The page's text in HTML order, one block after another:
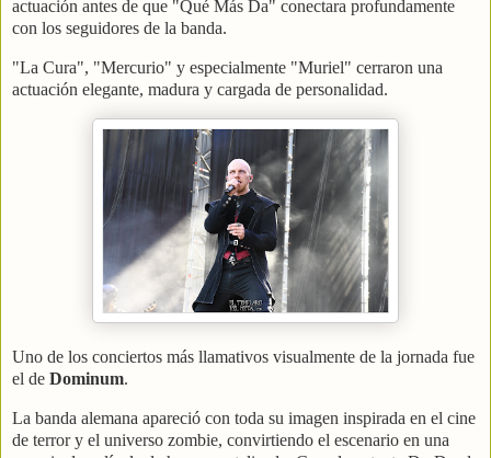
actuación antes de que "Qué Más Da" conectara profundamente
con los seguidores de la banda.
"La Cura", "Mercurio" y especialmente "Muriel" cerraron una
actuación elegante, madura y cargada de personalidad.
Uno de los conciertos más llamativos visualmente de la jornada fue
el de Dominum.
La banda alemana apareció con toda su imagen inspirada en el cine
de terror y el universo zombie, convirtiendo el escenario en una